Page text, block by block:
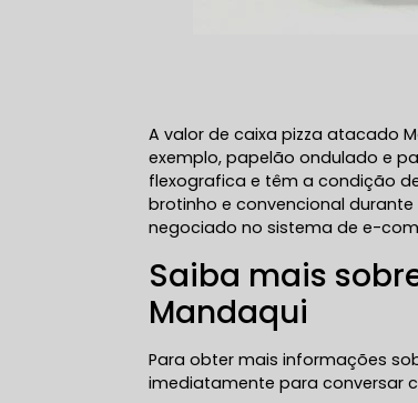
A valor de caixa pizza atacado
exemplo, papelão ondulado e
flexografica e têm a condição
brotinho e convencional
negociado no sistema de e-
Saiba mais
Mandaqui
Para obter mais informações
imediatamente para conversar